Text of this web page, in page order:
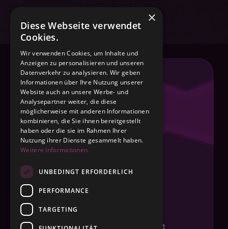
INKLUSIVE
FITNESS AUF 2000 M²
SOLARIUM
MILONZIRKEL
FIVEZIRKEL
KURSANGEBOT
×
Diese Webseite verwendet
Cookies.
Wir verwenden Cookies, um Inhalte und
Anzeigen zu personalisieren und unseren
Datenverkehr zu analysieren. Wir geben
Informationen über Ihre Nutzung unserer
Website auch an unsere Werbe- und
Analysepartner weiter, die diese
möglicherweise mit anderen Informationen
kombinieren, die Sie ihnen bereitgestellt
haben oder die sie im Rahmen Ihrer
Nutzung ihrer Dienste gesammelt haben.
Weitere Informationen
UNBEDINGT ERFORDERLICH
PERFORMANCE
TARGETING